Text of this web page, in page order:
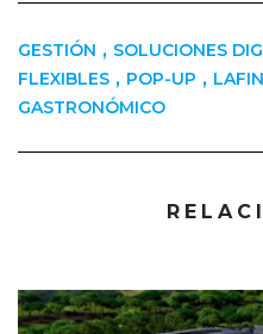
GESTIÓN , SOLUCIONES
FLEXIBLES , POP-UP ,
GASTRONÓMICO